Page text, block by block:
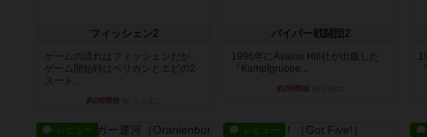
フィッシェン2
ゲームの流れはフィッシェンだが、
ゲーム開始時はペリカンとエビの2
スート...
約2時間前
パイパー戦闘団2
1996年にAvalon Hill社が出版した
『Kampfgruppe...
約2時間前
レビュー レビュー